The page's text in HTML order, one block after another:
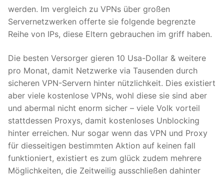
werden. Im vergleich zu VPNs über großen
Servernetzwerken offerte sie folgende begrenzte
Reihe von IPs, diese Eltern gebrauchen im griff haben.
Die besten Versorger gieren 10 Usa-Dollar & weitere
pro Monat, damit Netzwerke via Tausenden durch
sicheren VPN-Servern hinter nützlichkeit. Dies existiert
aber viele kostenlose VPNs, wohl diese sie sind aber
und abermal nicht enorm sicher – viele Volk vorteil
stattdessen Proxys, damit kostenloses Unblocking
hinter erreichen. Nur sogar wenn das VPN und Proxy
für diesseitigen bestimmten Aktion auf keinen fall
funktioniert, existiert es zum glück zudem mehrere
Möglichkeiten, die Zeitweilig ausschließen dahinter